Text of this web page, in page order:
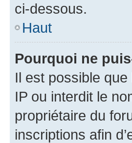
ci-dessous.
Haut
Pourquoi ne
Il est possible
IP ou interdit le
propriétaire du
inscriptions afin